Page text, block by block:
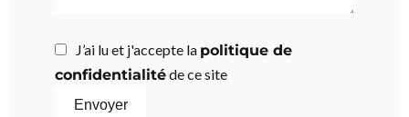
J’ai lu et j'accepte la politique de
confidentialitéde ce site
Envoyer